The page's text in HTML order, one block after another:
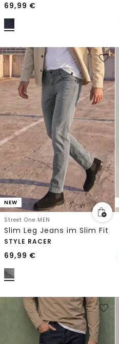
69,99 €
NEW
Street One MEN
Slim Leg Jeans im Slim Fit
STYLE RACER
69,99 €